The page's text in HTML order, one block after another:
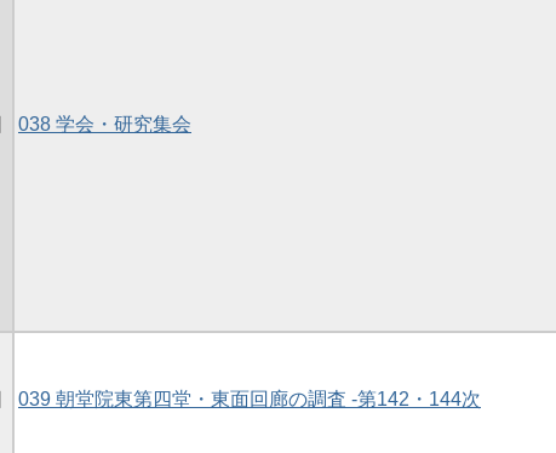
038 学会・研究集会
039 朝堂院東第四堂・東面回廊の調査 -第142・144次